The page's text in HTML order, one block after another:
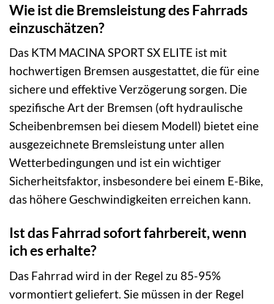
Wie ist die Bremsleistung des Fahrrads
einzuschätzen?
Das KTM MACINA SPORT SX ELITE ist mit
hochwertigen Bremsen ausgestattet, die für eine
sichere und effektive Verzögerung sorgen. Die
spezifische Art der Bremsen (oft hydraulische
Scheibenbremsen bei diesem Modell) bietet eine
ausgezeichnete Bremsleistung unter allen
Wetterbedingungen und ist ein wichtiger
Sicherheitsfaktor, insbesondere bei einem E-Bike,
das höhere Geschwindigkeiten erreichen kann.
Ist das Fahrrad sofort fahrbereit, wenn
ich es erhalte?
Das Fahrrad wird in der Regel zu 85-95%
vormontiert geliefert. Sie müssen in der Regel